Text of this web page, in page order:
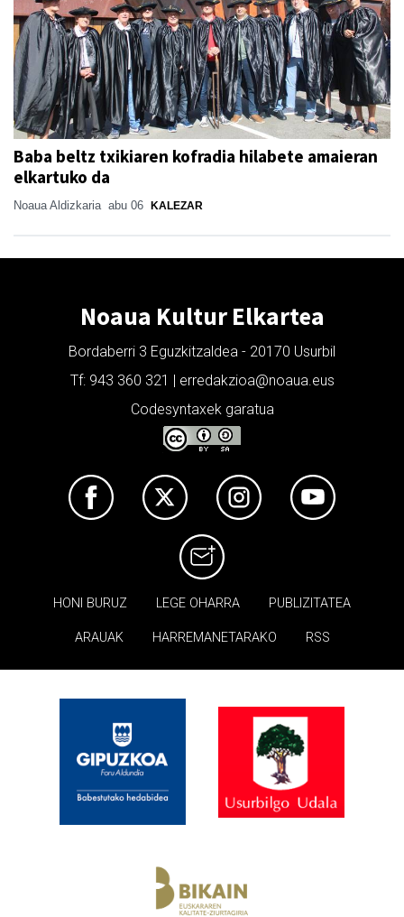
Baba beltz txikiaren kofradia hilabete amaieran
elkartuko da
Noaua Aldizkaria abu 06 KALEZAR
Noaua Kultur Elkartea
Bordaberri 3 Eguzkitzaldea - 20170 Usurbil
Tf: 943 360 321 | erredakzioa@noaua.eus
Codesyntaxek garatua
HONI BURUZ LEGE OHARRA PUBLIZITATEA
ARAUAK HARREMANETARAKO RSS